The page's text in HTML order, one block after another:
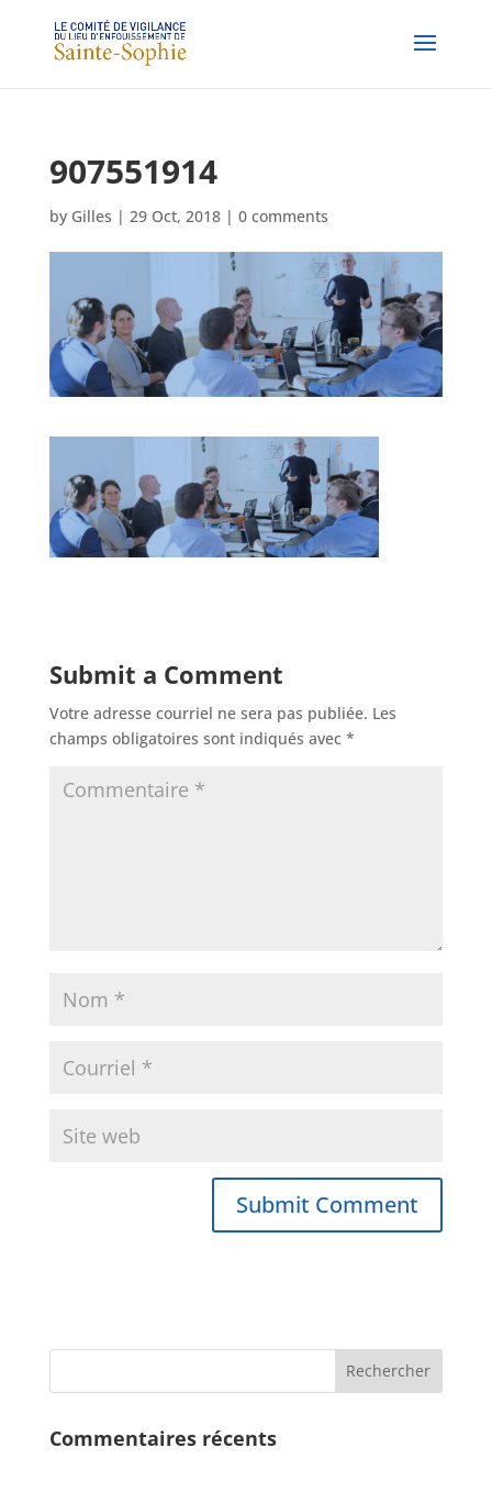
907551914
by Gilles | 29 Oct, 2018| 0 comments
Submit a Comment
Votre adresse courriel ne sera pas publiée. Les
champs obligatoires sont indiqués avec *
Commentaires récents